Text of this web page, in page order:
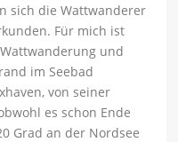
sich die Wattwanderer
Für mich ist
und
im Seebad
von seiner
es schon Ende
Grad an der Nordsee